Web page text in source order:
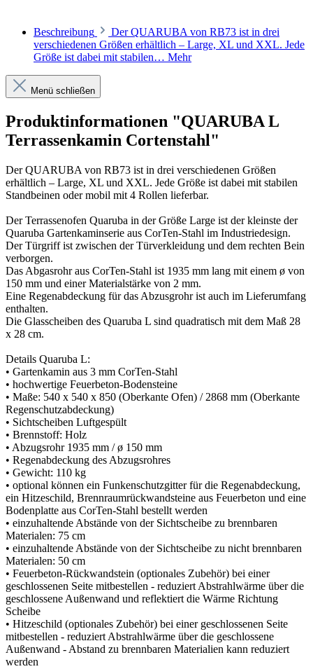
Beschreibung
Der QUARUBA von RB73 ist in drei
verschiedenen Größen erhältlich – Large, XL und XXL. Jede
Größe ist dabei mit stabilen… Mehr
Menü schließen
Produktinformationen "QUARUBA L
Terrassenkamin Cortenstahl"
Der QUARUBA von RB73 ist in drei verschiedenen Größen
erhältlich – Large, XL und XXL. Jede Größe ist dabei mit stabilen
Standbeinen oder mobil mit 4 Rollen lieferbar.
Der Terrassenofen Quaruba in der Größe Large ist der kleinste der
Quaruba Gartenkaminserie aus CorTen-Stahl im Industriedesign.
Der Türgriff ist zwischen der Türverkleidung und dem rechten Bein
verborgen.
Das Abgasrohr aus CorTen-Stahl ist 1935 mm lang mit einem ø von
150 mm und einer Materialstärke von 2 mm.
Eine Regenabdeckung für das Abzusgrohr ist auch im Lieferumfang
enthalten.
Die Glasscheiben des Quaruba L sind quadratisch mit dem Maß 28
x 28 cm.
Details Quaruba L:
• Gartenkamin aus 3 mm CorTen-Stahl
• hochwertige Feuerbeton-Bodensteine
• Maße: 540 x 540 x 850 (Oberkante Ofen) / 2868 mm (Oberkante
Regenschutzabdeckung)
• Sichtscheiben Luftgespült
• Brennstoff: Holz
• Abzugsrohr 1935 mm / ø 150 mm
• Regenabdeckung des Abzugsrohres
• Gewicht: 110 kg
• optional können ein Funkenschutzgitter für die Regenabdeckung,
ein Hitzeschild, Brennraumrückwandsteine aus Feuerbeton und eine
Bodenplatte aus CorTen-Stahl bestellt werden
• einzuhaltende Abstände von der Sichtscheibe zu brennbaren
Materialen: 75 cm
• einzuhaltende Abstände von der Sichtscheibe zu nicht brennbaren
Materialen: 50 cm
• Feuerbeton-Rückwandstein (optionales Zubehör) bei einer
geschlossenen Seite mitbestellen - reduziert Abstrahlwärme über die
geschlossene Außenwand und reflektiert die Wärme Richtung
Scheibe
• Hitzeschild (optionales Zubehör) bei einer geschlossenen Seite
mitbestellen - reduziert Abstrahlwärme über die geschlossene
Außenwand - Abstand zu brennbaren Materialien kann reduziert
werden